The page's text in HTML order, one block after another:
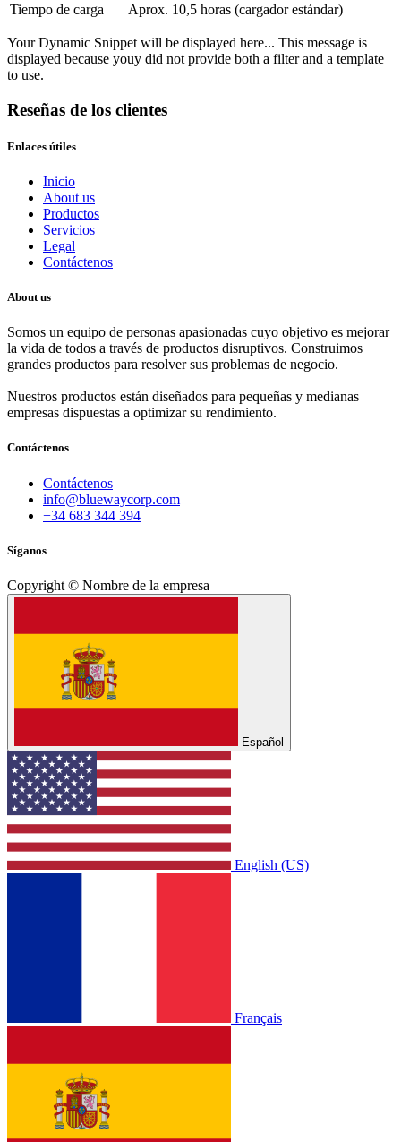
Tiempo de carga
Aprox. 10,5 horas (cargador estándar)
Your Dynamic Snippet will be displayed here... This message is
displayed because youy did not provide both a filter and a template
to use.
Reseñas de los clientes
Enlaces útiles
Inicio
About us
Productos
Servicios
Legal
Contáctenos
About us
Somos un equipo de personas apasionadas cuyo objetivo es mejorar
la vida de todos a través de productos disruptivos. Construimos
grandes productos para resolver sus problemas de negocio.
Nuestros productos están diseñados para pequeñas y medianas
empresas dispuestas a optimizar su rendimiento.
Contáctenos
Contáctenos
info@bluewaycorp.com
+34 683 344 394
Síganos
Copyright © Nombre de la empresa
Español
English (US)
Français